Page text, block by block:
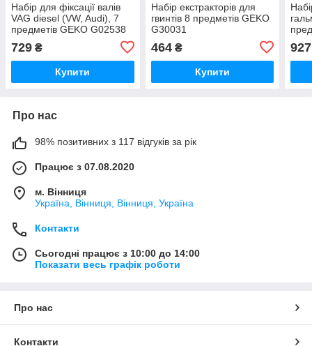
Набір для фіксації валів
VAG diesel (VW, Audi), 7
предметів GEKO G02538
729 ₴
Купити
Набір екстракторів для
гвинтів 8 предметів GEKO
G30031
464₴
Купити
927
Про нас
98% позитивних з 117 відгуків за рік
Працює з 07.08.2020
м. Вінниця
Україна, Вінниця, Вінниця, Україна
Контакти
Сьогодні працює з 10:00 до 14:00
Показати весь графік роботи
Про нас
Контакти